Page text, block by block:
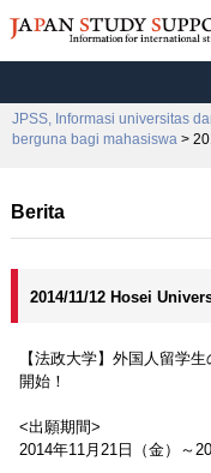
JPSS, Informasi universitas
berguna bagi mahasiswa >
Berita
2014/11/12 Hosei
【法政大学】外国人留学
開始！
<出願期間>
2014年11月21日（金）～